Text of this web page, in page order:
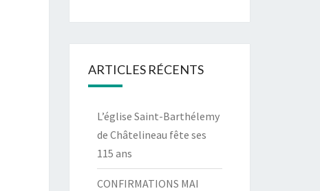
ARTICLES RÉCENTS
L’église Saint-Barthélemy
de Châtelineau fête ses
115 ans
CONFIRMATIONS MAI